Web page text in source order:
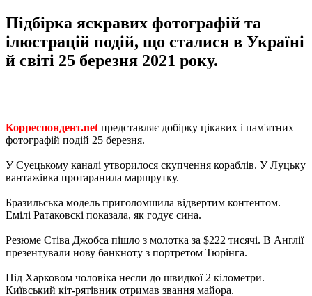
Підбірка яскравих фотографій та
ілюстрацій подій, що сталися в Україні
й світі 25 березня 2021 року.
Корреспондент.net представляє добірку цікавих і пам'ятних
фотографій подій 25 березня.
У Суецькому каналі утворилося скупчення кораблів. У Луцьку
вантажівка протаранила маршрутку.
Бразильська модель приголомшила відвертим контентом.
Емілі Ратаковскі показала, як годує сина.
Резюме Стіва Джобса пішло з молотка за $222 тисячі. В Англії
презентували нову банкноту з портретом Тюрінга.
Під Харковом чоловіка несли до швидкої 2 кілометри.
Київський кіт-рятівник отримав звання майора.